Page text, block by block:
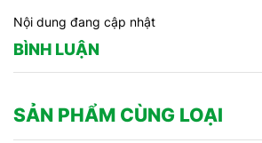
Nội dung đang cập nhật
BÌNH LUẬN
SẢN PHẨM CÙNG LOẠI